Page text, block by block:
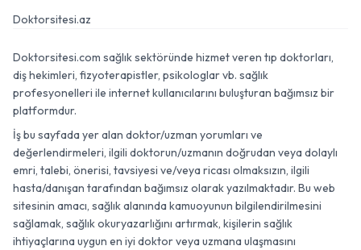
Doktorsitesi.az
Doktorsitesi.com sağlık sektöründe hizmet veren tıp doktorları,
diş hekimleri, fizyoterapistler, psikologlar vb. sağlık
profesyonelleri ile internet kullanıcılarını buluşturan bağımsız bir
platformdur.
İş bu sayfada yer alan doktor/uzman yorumları ve
değerlendirmeleri, ilgili doktorun/uzmanın doğrudan veya dolaylı
emri, talebi, önerisi, tavsiyesi ve/veya ricası olmaksızın, ilgili
hasta/danışan tarafından bağımsız olarak yazılmaktadır. Bu web
sitesinin amacı, sağlık alanında kamuoyunun bilgilendirilmesini
sağlamak, sağlık okuryazarlığını artırmak, kişilerin sağlık
ihtiyaçlarına uygun en iyi doktor veya uzmana ulaşmasını